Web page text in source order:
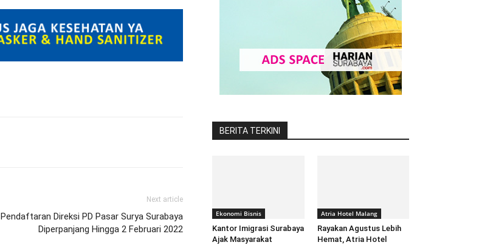
Next article
Pendaftaran Direksi PD Pasar Surya Surabaya
Diperpanjang Hingga 2 Februari 2022
BERITA TERKINI
Ekonomi Bisnis
Kantor Imigrasi Surabaya
Ajak Masyarakat
Atria Hotel Malang
Rayakan Agustus Lebih
Hemat, Atria Hotel